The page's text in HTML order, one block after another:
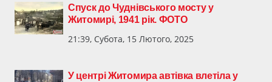
Спуск до Чуднівського мосту у
Житомирі, 1941 рік. ФОТО
21:39, Субота, 15 Лютого, 2025
У центрі Житомира автівка влетіла у